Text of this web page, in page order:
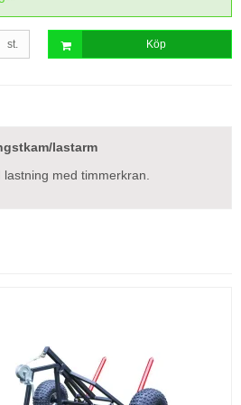
st. Köp
lastarm
lastning med timmerkran.